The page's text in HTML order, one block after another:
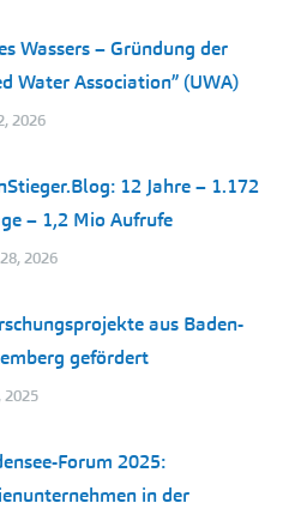
Wassers – Gründung der
Water Association” (UWA)
2026
12 Jahre – 1.172
– 1,2 Mio Aufrufe
2026
aus Baden-
gefördert
2025
Forum 2025:
in der